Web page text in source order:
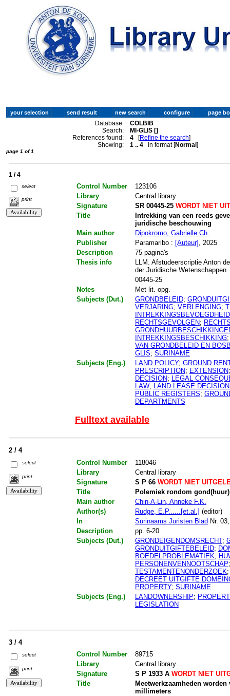
Database:
COLBIB
Search:
MI-GLIS []
References found:
4 [Refine the search]
Showing:
1 .. 4 in format [Normal]
page 1 of 1
1 / 4
select
print
Control Number
123106
Library
Central library
Signature
SR 00445-25WORDT NIET
Title
Intrekking van een reeds
juridische beschouwing
Main author
Dipokromo, Gabrielle Ch.
Publisher
Paramaribo : [Auteur]
, 2025
Description
75 pagina's
Thesis info
LLM. Afstudeerscriptie Anton
der Juridische
00445-25
Notes
Met lit. opg.
Subjects (Dut.)
GRONDBELEID;
VERJARING; VERLENGING;
INTREKKINGSBEVOEGDHEID
RECHTSGEVOLGEN;
INTREKKINGSBESCHIKKING
VAN GRONDBELEID EN
GLIS; SURINAME
Subjects (Eng.)
LAND POLICY; GROUND
PRESCRIPTION; EXTENSION
DECISION;
LEGAL
LAW;
LAND LEASE
PUBLIC REGISTERS;
DEPARTMENTS
Fulltext available
2 / 4
select
print
Control Number
118046
Library
Central library
Signature
S P 66WORDT NIET
Title
Polemiek rondom
Main author
Chin-A-Lin, Anneke F.K.
Author(s)
Rudge, E.P......[et.al.] (editor)
In
Surinaams Juristen BladNr. 03,
Description
pp. 6-20
Subjects (Dut.)
GRONDEIGENDOMSRECHT;
GRONDUITGIFTEBELEID;
BOEDELPROBLEMATIEK;
PERSONENVENNOOTSCHAP
TESTAMENTENONDERZOEK
DECREET UITGIFTE
PROPERTY; SURINAME
Subjects (Eng.)
LANDOWNERSHIP;
LEGISLATION
3 / 4
select
print
Control Number
89715
Library
Central library
Signature
S P 1933 A WORDT NIET
Title
Meetwerkzaamheden
millimeters